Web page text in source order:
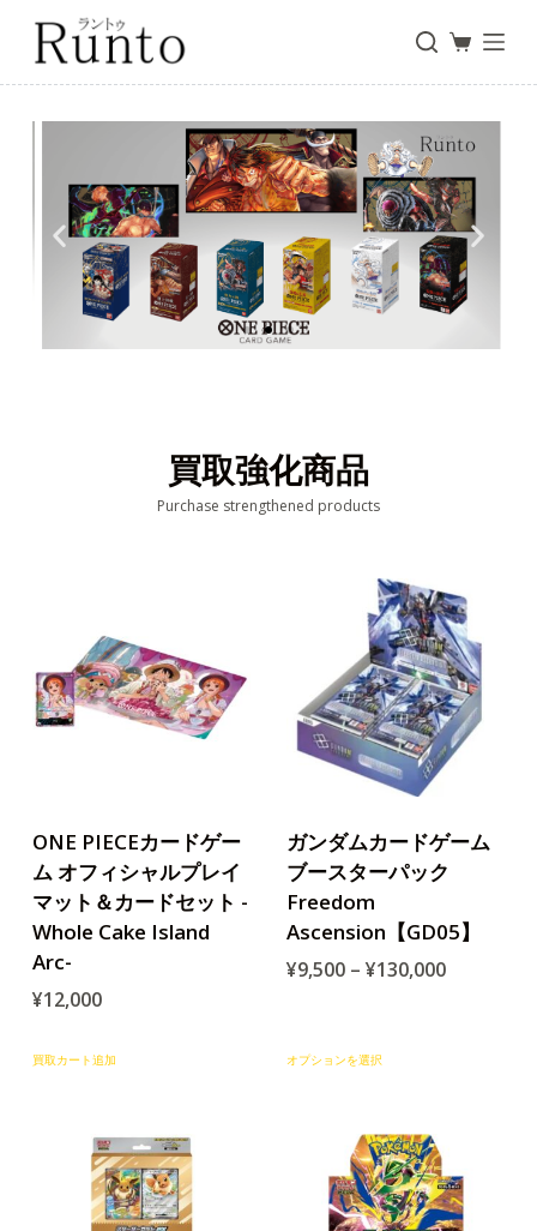
コ
ン
ン
ONE PIECE
Click Here
買取強化商品
Purchase strengthened products
ONE PIECEカードゲー
ム オフィシャルプレイ
マット＆カードセット -
Whole Cake Island
Arc-
¥12,000
買取カート追加
ガンダムカードゲーム
ブースターパック
Freedom
Ascension【GD05】
¥9,500– ¥130,000
オプションを選択